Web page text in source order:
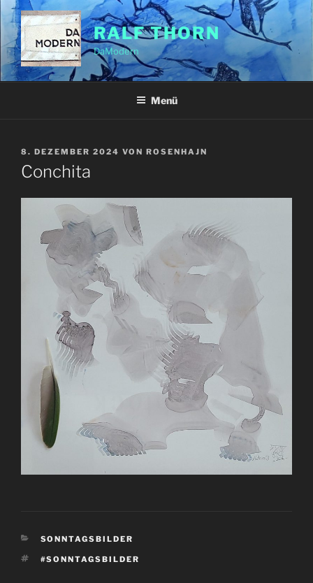
Zum
Inhalt
springen
RALF THORN
DaModern
Menü
VERÖFFENTLICHT
AM
8. DEZEMBER 2024 VON ROSENHAJN
Conchita
KATEGORIEN
SONNTAGSBILDER
SCHLAGWÖRTER
#SONNTAGSBILDER